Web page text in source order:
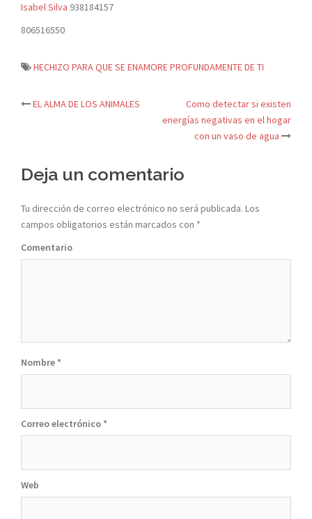
Isabel Silva 938184157
806516550
HECHIZO PARA QUE SE ENAMORE PROFUNDAMENTE DE TI
Navegación
entradas
EL ALMA DE LOS ANIMALES
Como detectar si existen
energías negativas en el hogar
con un vaso de agua
Deja un comentario
Tu dirección de correo electrónico no será publicada. Los
campos obligatorios están marcados con *
Comentario
Nombre *
Correo electrónico *
Web